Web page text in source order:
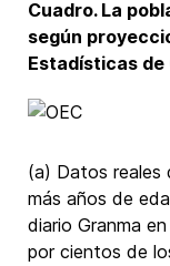
Cuadro. La
según
Estadísticas de
(a) Datos reales
más años de
diario Granma
por cientos de